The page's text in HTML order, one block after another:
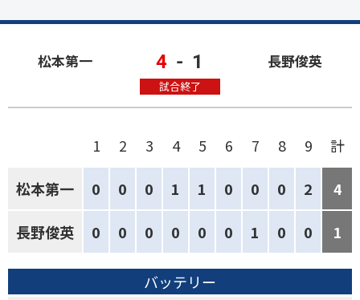
松本第一 4 - 1
試合終了
長野俊英
1 2 3 4 5 6 7 8 9 計
松本第一 0 0 0 1 1 0 0 0 2 4
長野俊英 0 0 0 0 0 0 1 0 0 1
バッテリー